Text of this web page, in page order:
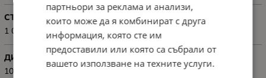
СТАТИЧЕН КОНТРАСТ
1 000:1
ДИНАМИЧЕН КОНТРАСТ
100 000 000:1
партньори за реклама и анализи,
които може да я комбинират с друга
информация, която сте им
предоставили или която са събрали от
вашето използване на техните услуги.